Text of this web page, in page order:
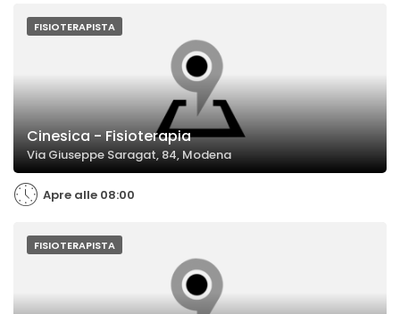
FISIOTERAPISTA
Cinesica - Fisioterapia
Via Giuseppe Saragat, 84, Modena
Apre alle 08:00
FISIOTERAPISTA